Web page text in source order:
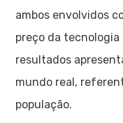
ambos envolvidos
preço da
resultados
mundo real,
população.